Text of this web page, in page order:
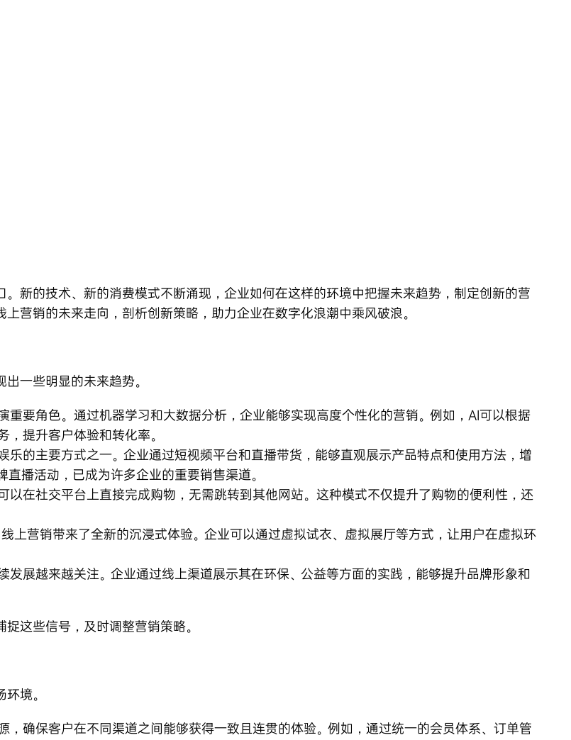
。新的技术、新的消费模式不断涌现，企业如何在这样的环境中把握未来趋势，制定创新的营
营销的未来走向，剖析创新策略，助力企业在数字化浪潮中乘风破浪。
一些明显的未来趋势。
重要角色。通过机器学习和大数据分析，企业能够实现高度个性化的营销。例如，AI可以根据
提升客户体验和转化率。
乐的主要方式之一。企业通过短视频平台和直播带货，能够直观展示产品特点和使用方法，增
播活动，已成为许多企业的重要销售渠道。
以在社交平台上直接完成购物，无需跳转到其他网站。这种模式不仅提升了购物的便利性，还
上营销带来了全新的沉浸式体验。企业可以通过虚拟试衣、虚拟展厅等方式，让用户在虚拟环
发展越来越关注。企业通过线上渠道展示其在环保、公益等方面的实践，能够提升品牌形象和
这些信号，及时调整营销策略。
境。
，确保客户在不同渠道之间能够获得一致且连贯的体验。例如，通过统一的会员体系、订单管